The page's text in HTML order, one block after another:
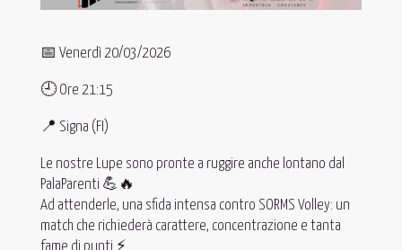
📅 Venerdì 20/03/2026
🕘 Ore 21:15
📍 Signa (FI)
Le nostre Lupe sono pronte a ruggire anche lontano dal
PalaParenti 💪🔥
Ad attenderle, una sfida intensa contro SORMS Volley: un
match che richiederà carattere, concentrazione e tanta